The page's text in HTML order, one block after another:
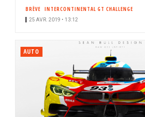
BRÈVE INTERCONTINENTAL GT CHALLENGE
25 AVR. 2019 • 13:12
AUTO